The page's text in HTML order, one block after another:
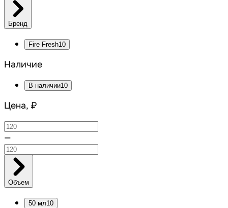
Бренд
Fire Fresh10
Наличие
В наличии10
Цена, ₽
—
Объем
50 мл10